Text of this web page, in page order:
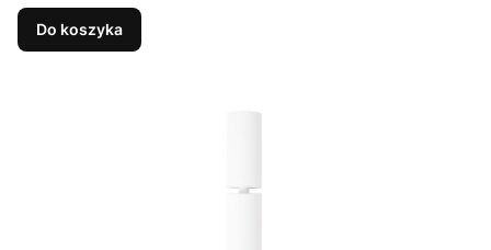
Do koszyka